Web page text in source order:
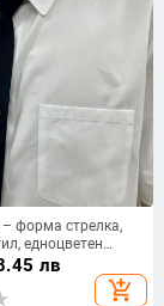
– форма стрелка,
едноцветен
лв
add_shopping_cart